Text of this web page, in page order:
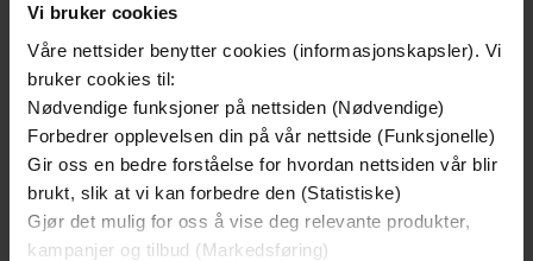
Vi bruker cookies
Våre nettsider benytter cookies (informasjonskapsler). Vi
bruker cookies til:
Nødvendige funksjoner på nettsiden (Nødvendige)
Forbedrer opplevelsen din på vår nettside (Funksjonelle)
Gir oss en bedre forståelse for hvordan nettsiden vår blir
brukt, slik at vi kan forbedre den (Statistiske)
Gjør det mulig for oss å vise deg relevante produkter,
kampanjer og tilbud (Markedsføring)
129,-
Minnesota
129,-